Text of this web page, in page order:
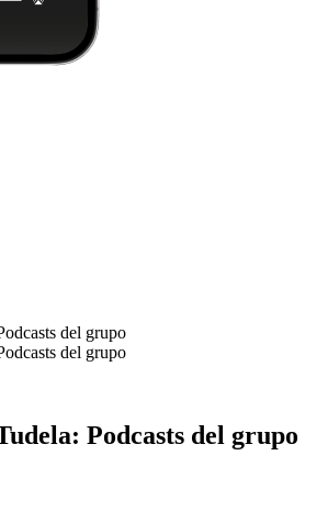
del grupo
del grupo
Podcasts del grupo